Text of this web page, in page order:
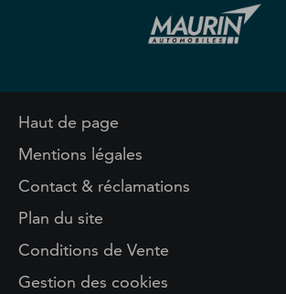
Haut de page
Mentions légales
Contact & réclamations
Plan du site
Conditions de Vente
Gestion des cookies